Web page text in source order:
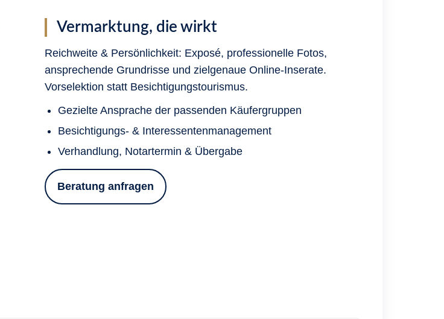
Vermarktung, die wirkt
Reichweite & Persönlichkeit: Exposé, professionelle Fotos,
ansprechende Grundrisse und zielgenaue Online-Inserate.
Vorselektion statt Besichtigungstourismus.
Gezielte Ansprache der passenden Käufergruppen
Besichtigungs- & Interessentenmanagement
Verhandlung, Notartermin & Übergabe
Beratung anfragen